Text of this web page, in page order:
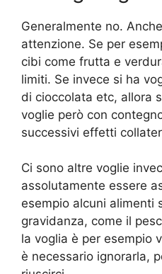
Generalmente no.
attenzione. Se per
cibi come frutta e
limiti. Se invece si ha
di cioccolata etc, allora
voglie però con
successivi effetti
Ci sono altre voglie
assolutamente essere
esempio alcuni alimenti
gravidanza, come il
la voglia è per esempio
è necessario ignorarla,